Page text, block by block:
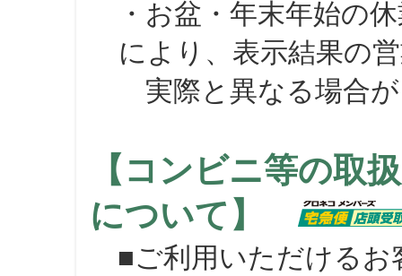
・お盆・年末年始の
により、表示結果の
実際と異なる場合が
【コンビニ等の取
について】
■ご利用いただけるお